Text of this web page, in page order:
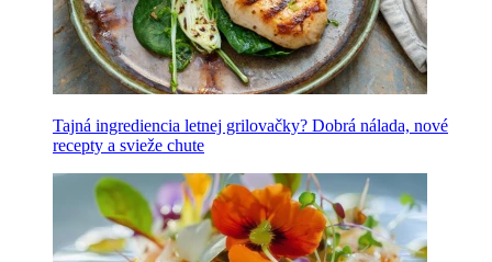
Tajná ingrediencia letnej grilovačky? Dobrá nálada, nové
recepty a svieže chute